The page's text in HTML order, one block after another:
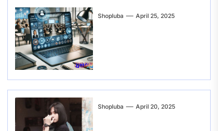
Shopluba April 25, 2025
Shopluba April 20, 2025